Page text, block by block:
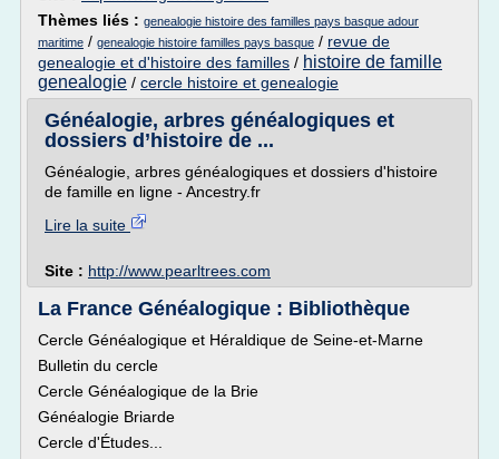
Thèmes liés : genealogie histoire des familles pays basque adour
maritime / genealogie histoire familles pays basque / revue de
genealogie et d'histoire des familles / histoire de famille
genealogie / cercle histoire et genealogie
Généalogie, arbres généalogiques et
dossiers d’histoire de ...
Généalogie, arbres généalogiques et dossiers d'histoire
de famille en ligne - Ancestry.fr
Lire la suite
Site : http://www.pearltrees.com
La France Généalogique : Bibliothèque
Cercle Généalogique et Héraldique de Seine-et-Marne
Bulletin du cercle
Cercle Généalogique de la Brie
Généalogie Briarde
Cercle d'Études...